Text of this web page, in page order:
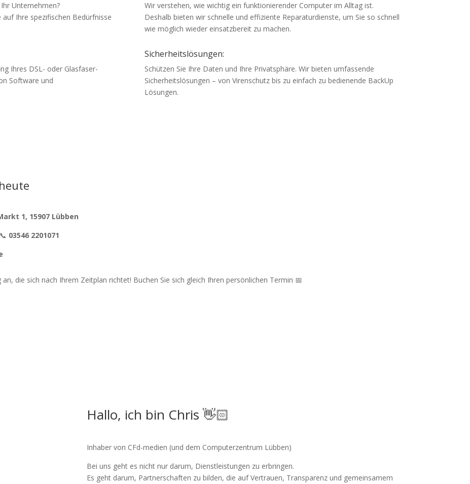
Unternehmen?
Ihre spezifischen Bedürfnisse
Ihres DSL- oder Glasfaser-
Software und
Wir verstehen, wie wichtig ein funktionierender Computer im Alltag ist.
Deshalb bieten wir schnelle und effiziente Reparaturdienste, um Sie so schnell
wie möglich wieder einsatzbereit zu machen.
Sicherheitslösungen:
Schützen Sie Ihre Daten und Ihre Privatsphäre. Wir bieten umfassende
Sicherheitslösungen – von Virenschutz bis zu einfach zu bedienende BackUp
Lösungen.
1, 15907 Lübben
03546 2201071
die sich nach Ihrem Zeitplan richtet! Buchen Sie sich gleich Ihren persönlichen Termin 📅
Hallo, ich bin Chris 👋🏻
Inhaber von CFd-medien (und dem Computerzentrum Lübben)
Bei uns geht es nicht nur darum, Dienstleistungen zu erbringen.
Es geht darum, Partnerschaften zu bilden, die auf Vertrauen, Transparenz und gemeinsamem